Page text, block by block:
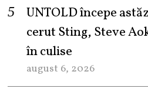
UNTOLD începe
cerut Sting, Steve
în culise
august 6, 2026